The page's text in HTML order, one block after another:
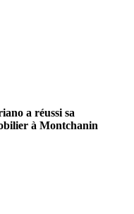
a réussi sa
à Montchanin